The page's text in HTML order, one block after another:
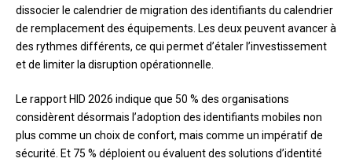
dissocier le calendrier de migration des identifiants du calendrier
de remplacement des équipements. Les deux peuvent avancer à
des rythmes différents, ce qui permet d’étaler l’investissement
et de limiter la disruption opérationnelle.
Le rapport HID 2026 indique que 50 % des organisations
considèrent désormais l’adoption des identifiants mobiles non
plus comme un choix de confort, mais comme un impératif de
sécurité. Et 75 % déploient ou évaluent des solutions d’identité